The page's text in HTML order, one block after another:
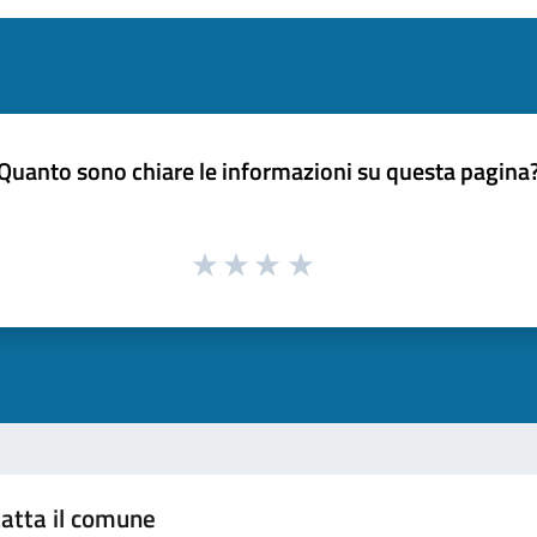
sono chiare le informazioni su questa
il comune